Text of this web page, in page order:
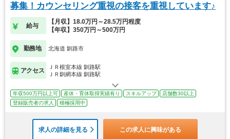
募集！カウンセリング重視の接客を重視しています♪
給与
【月収】18.0万円～28.5万円程度
【年収】350万円～500万円
勤務地 北海道 釧路市
アクセス
ＪＲ根室本線 釧路駅
ＪＲ釧網本線 釧路駅
年収500万円以上可 産休・育休取得実績有り スキルアップ
店舗数30以上
登録販売者の求人
積極採用中
求人の詳細を見る この求人に興味がある